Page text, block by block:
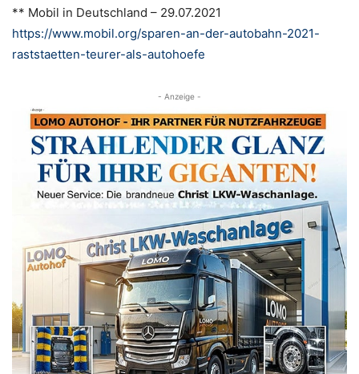
** Mobil in Deutschland – 29.07.2021
https://www.mobil.org/sparen-an-der-autobahn-2021-
raststaetten-teurer-als-autohoefe
- Anzeige -